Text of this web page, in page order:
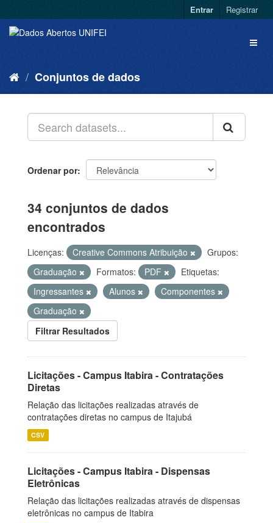
Entrar Registrar
Conjuntos de dados
Ordenar por
34 conjuntos de dados
encontrados
Licenças: Creative Commons Atribuição
Grupos:
Graduação
Formatos: PDF
Etiquetas:
Ingressantes
Alunos
Componentes
Graduação
Filtrar Resultados
Licitações - Campus Itabira - Contratações
Diretas
Relação das licitações realizadas através de
contratações diretas no campus de Itajubá
CSV
Licitações - Campus Itabira - Dispensas
Eletrônicas
Relação das licitações realizadas através de dispensas
eletrônicas no campus de Itabira